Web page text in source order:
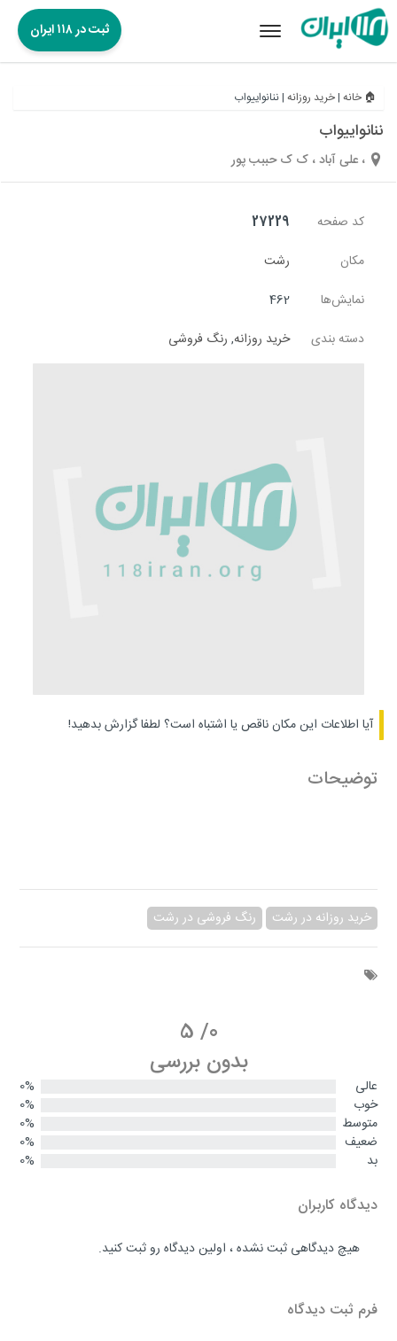
Toggle
ثبت در ۱۱۸ ایران
🏠 خانه |خرید روزانه |ننانواییواب
ننانواییواب
، علی آباد ، ک ک حببب پور
کد صفحه
27229
مکان
رشت
نمایش‌ها
462
دسته بندی
خرید روزانه, رنگ فروشی
آیا اطلاعات این مکان ناقص یا اشتباه است؟ لطفا گزارش بدهید!
توضیحات
خرید روزانه در رشت رنگ فروشی در رشت
0
/
5
بدون بررسی
عالی
0%
خوب
0%
متوسط
0%
ضعیف
0%
بد
0%
دیدگاه کاربران
هیچ دیدگاهی ثبت نشده ، اولین دیدگاه رو ثبت کنید.
فرم ثبت دیدگاه